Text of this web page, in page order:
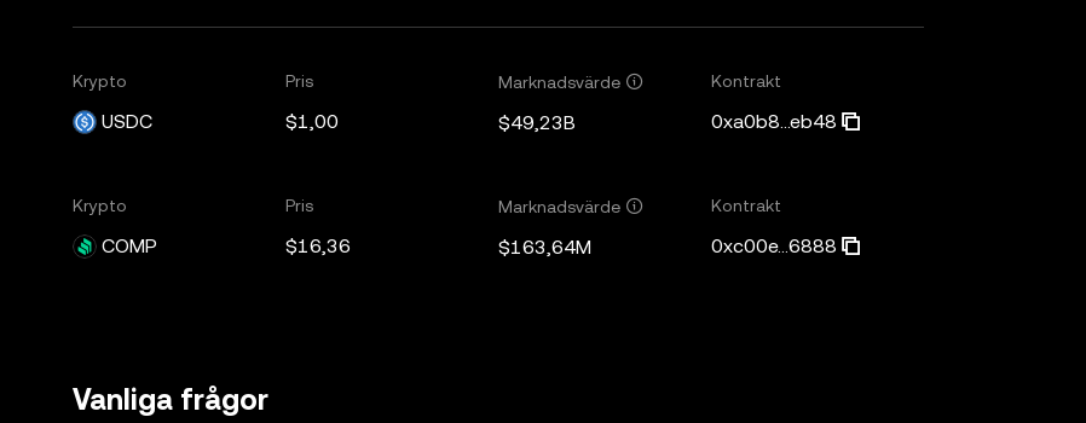
Krypto
USDC
Pris
$1,00
Marknadsvärde
$49,23B
Kontrakt
0xa0b8...eb48
Krypto
COMP
Pris
$16,36
Marknadsvärde
$163,64M
Kontrakt
0xc00e...6888
Vanliga frågor